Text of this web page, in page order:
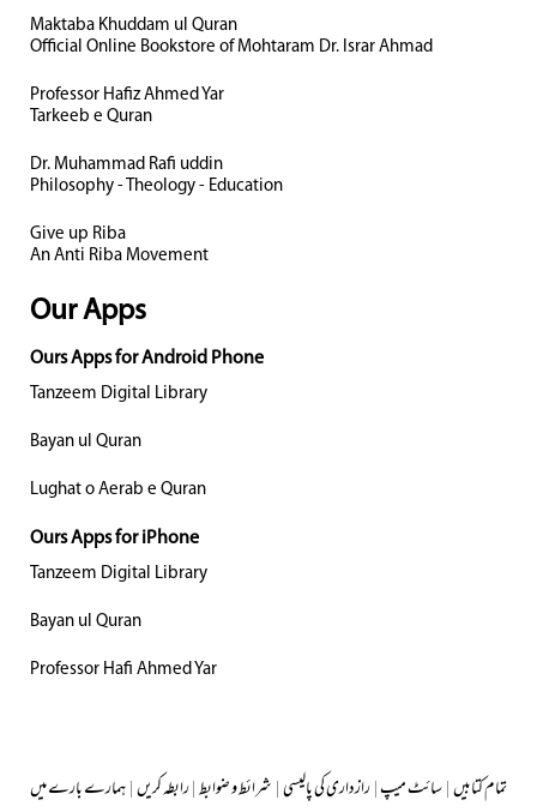
Maktaba Khuddam ul Quran
Official Online Bookstore of Mohtaram Dr. Israr Ahmad
Professor Hafiz Ahmed Yar
Tarkeeb e Quran
Dr. Muhammad Rafi uddin
Philosophy - Theology - Education
Give up Riba
An Anti Riba Movement
Our Apps
Ours Apps for Android Phone
Tanzeem Digital Library
Bayan ul Quran
Lughat o Aerab e Quran
Ours Apps for iPhone
Tanzeem Digital Library
Bayan ul Quran
Professor Hafi Ahmed Yar
ہمارے بارے میں|رابطہ کریں|شرائط و ضوابط|رازداری کی پالیسی|سائٹ میپ|تمام کتابیں